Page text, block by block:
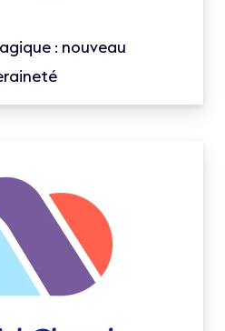
: nouveau